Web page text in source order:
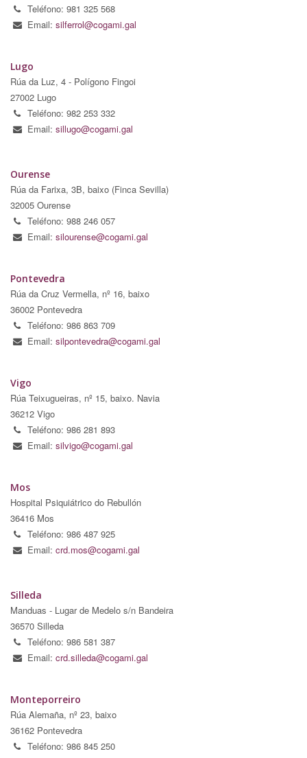
Teléfono: 981 325 568
Email: silferrol@cogami.gal
Lugo
Rúa da Luz, 4 - Polígono Fingoi
27002 Lugo
Teléfono: 982 253 332
Email: sillugo@cogami.gal
Ourense
Rúa da Farixa, 3B, baixo (Finca Sevilla)
32005 Ourense
Teléfono: 988 246 057
Email: silourense@cogami.gal
Pontevedra
Rúa da Cruz Vermella, nº 16, baixo
36002 Pontevedra
Teléfono: 986 863 709
Email: silpontevedra@cogami.gal
Vigo
Rúa Teixugueiras, nº 15, baixo. Navia
36212 Vigo
Teléfono: 986 281 893
Email: silvigo@cogami.gal
Mos
Hospital Psiquiátrico do Rebullón
36416 Mos
Teléfono: 986 487 925
Email: crd.mos@cogami.gal
Silleda
Manduas - Lugar de Medelo s/n Bandeira
36570 Silleda
Teléfono: 986 581 387
Email: crd.silleda@cogami.gal
Monteporreiro
Rúa Alemaña, nº 23, baixo
36162 Pontevedra
Teléfono: 986 845 250